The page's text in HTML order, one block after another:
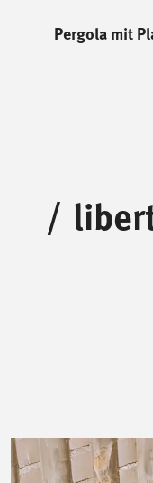
Pergola mit
/